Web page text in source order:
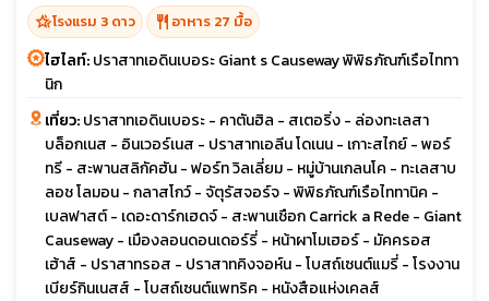
hotel_classโรงแรม 3 ดาว restaurant อาหาร 27 มื้อ
ไฮไลท์:ปราสาทเอดินเบอระ Giant s Causeway พิพิธภัณฑ์เรือไททา
นิก
เที่ยว:ปราสาทเอดินเบอระ - คาตันฮิล - สเตอริ่ง - ล่องทะเลสา
บล็อกเนส - อินเวอร์เนส - ปราสาทเอลีน โดเนน - เกาะสไกย์ - พอร์
ทรี - สะพานสลิกัคฮัน - ฟอร์ท วิลเลี่ยม - หมู่บ้านเกลนโค - ทะเลสาบ
ลอช โลมอน - กลาสโกว์ - จัตุรัสจอร์จ - พิพิธภัณฑ์เรือไททานิค -
เบลฟาสต์ - เดอะดาร์กเฮดจ์ - สะพานเชือก Carrick a Rede - Giant
Causeway - เมืองลอนดอนเดอร์รี่ - หน้าผาโมเฮอร์ - มัคครอส
เฮ้าส์ - ปราสาทรอส - ปราสาทคิงจอห์น - โบสถ์เซนต์แมรี่ - โรงงาน
เบียร์กินเนสส์ - โบสถ์เซนต์แพทริค - หนังสือแห่งเคลส์